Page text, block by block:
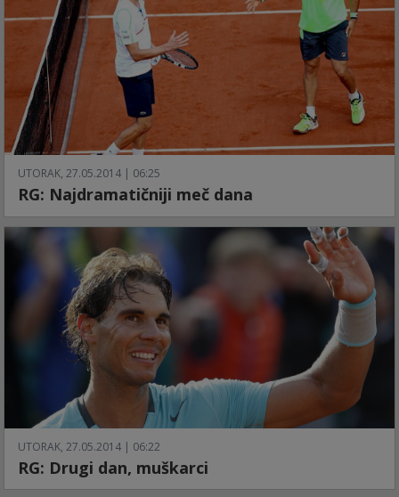
UTORAK, 27.05.2014 | 06:25
RG: Najdramatičniji meč dana
UTORAK, 27.05.2014 | 06:22
RG: Drugi dan, muškarci